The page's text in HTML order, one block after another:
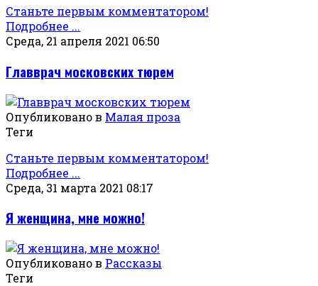
Станьте первым комментатором!
Подробнее ...
Среда, 21 апреля 2021 06:50
Главврач московских тюрем
Опубликовано в Малая проза
Теги
Станьте первым комментатором!
Подробнее ...
Среда, 31 марта 2021 08:17
Я женщина, мне можно!
Опубликовано в Рассказы
Теги